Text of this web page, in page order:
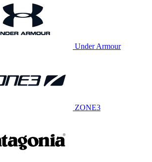
Under Armour
ZONE3